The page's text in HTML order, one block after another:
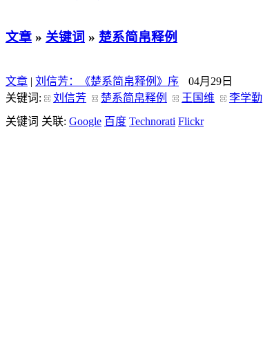
文章 » 关键词 » 楚系简帛释例
文章 | 刘信芳：《楚系简帛释例》序
04月29日
关键词:
刘信芳 楚系简帛释例 王国维 李学勤
关键词 关联: Google 百度 Technorati Flickr